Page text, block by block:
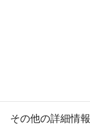
その他の詳細情報